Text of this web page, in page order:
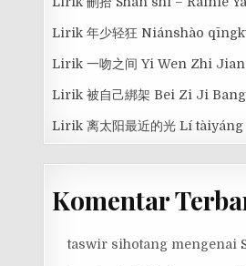
Lirik 年少轻狂 Niánshào
Lirik 一吻之间 Yi Wen Zhi
Lirik 被自己綁架 Bei Zi Ji
Lirik 离太阳最近的光 Lí
Komentar
taswir sihotangmengenai